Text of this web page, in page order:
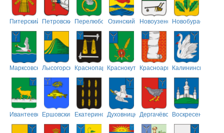
Питерский ПетровскийПерелюбскийОзинский НовоузенскийНовобурасский
МарксовскийЛысогорскийКраснопартизанский
КраснокутскийКрасноармейский
Калининский
ИвантеевскийЕршовский ЕкатериновскийДуховницкийДергачёвскийВоскресенский